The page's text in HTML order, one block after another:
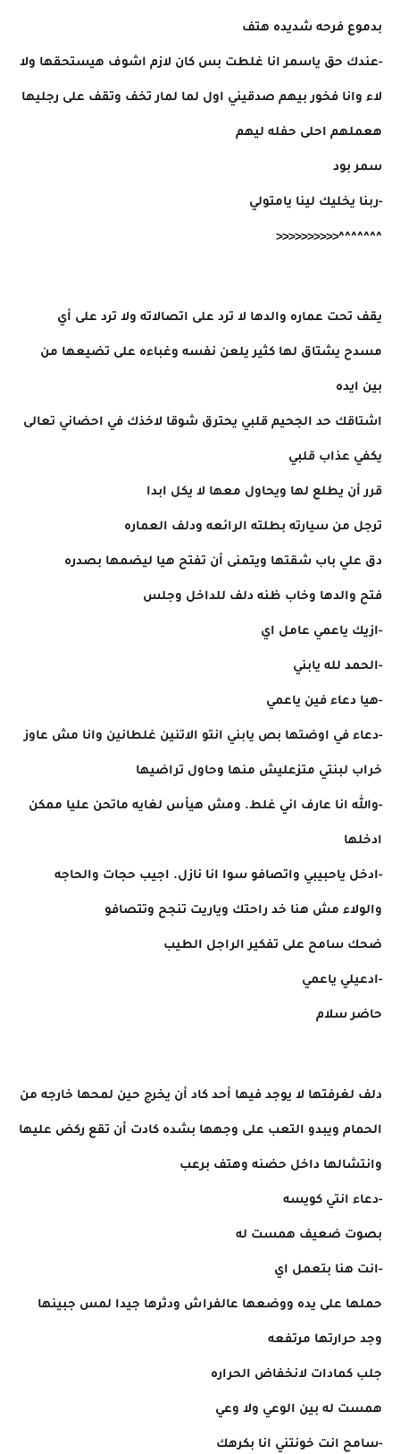
بدموع فرحه شديده هتف
-عندك حق ياسمر انا غلطت بس كان لازم اشوف هيستحقها ولا
لاء وانا فخور بيهم صدقيني اول لما لمار تخف وتقف على رجليها
هعملهم احلى حفله ليهم
سمر بود
-ربنا يخليك لينا يامتولي
^^^^^^^<<<<<<<<<<
يقف تحت عماره والدها لا ترد على اتصالاته ولا ترد على أي
مسدح يشتاق لها كثير يلعن نفسه وغباءه على تضيعها من
بين ايده
اشتاقك حد الجحيم قلبي يحترق شوقا لاخذك في احضاني تعالى
يكفي عذاب قلبي
قرر أن يطلع لها ويحاول معها لا يكل ابدا
ترجل من سيارته بطلته الرائعه ودلف العماره
دق علي باب شقتها ويتمنى أن تفتح هيا ليضمها بصدره
فتح والدها وخاب ظنه دلف للداخل وجلس
-ازيك ياعمي عامل اي
-الحمد لله يابني
-هيا دعاء فين ياعمي
-دعاء في اوضتها بص يابني انتو الاتنين غلطانين وانا مش عاوز
خراب لبنتي متزعليش منها وحاول تراضيها
-والله انا عارف اني غلط. ومش هيأس لغايه ماتحن عليا ممكن
ادخلها
-ادخل ياحبيبي واتصافو سوا انا نازل. اجيب حجات والحاجه
والولاء مش هنا خد راحتك وياريت تنجح وتتصافو
ضحك سامح على تفكير الراجل الطيب
-ادعيلي ياعمي
حاضر سلام
دلف لغرفتها لا يوجد فيها أحد كاد أن يخرج حين لمحها خارجه من
الحمام ويبدو التعب على وجهها بشده كادت أن تقع ركض عليها
وانتشالها داخل حضنه وهتف برعب
-دعاء انتي كويسه
بصوت ضعيف همست له
-انت هنا بتعمل اي
حملها على يده ووضعها عالفراش ودثرها جيدا لمس جبينها
وجد حرارتها مرتفعه
جلب كمادات لانخفاض الحراره
همست له بين الوعي ولا وعي
-سامح انت خونتني انا بكرهك